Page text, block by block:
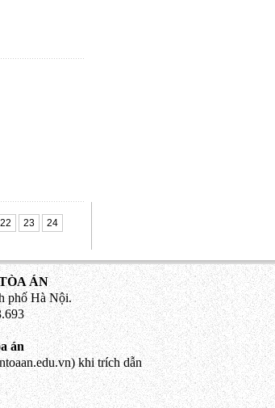
22 23
24
ÁN
phố Hà Nội.
án
khi trích dẫn